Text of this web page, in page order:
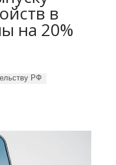
в
на 20%
РФ